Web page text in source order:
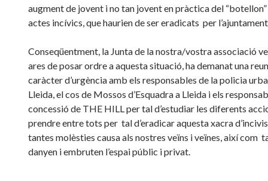
augment de jovent i no tan jovent en pràctica del
actes incívics, que haurien de ser eradicats per
Conseqüentment, la Junta de la nostra/vostra associació
ares de posar ordre a aquesta situació, ha demanat una
caràcter d’urgència amb els responsables de la policia
Lleida, el cos de Mossos d’Esquadra a Lleida i els
concessió de THE HILL per tal d’estudiar les diferents
prendre entre tots per tal d’eradicar aquesta xacra
tantes molèsties causa als nostres veïns i veïnes, així com
danyen i embruten l’espai públic i privat.